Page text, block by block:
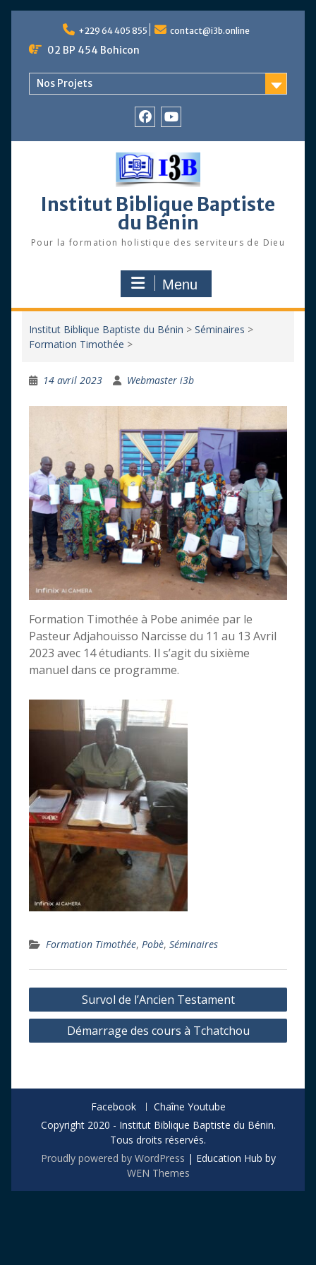
content
+229 64 405 855 contact@i3b.online
02 BP 454 Bohicon
Nos Projets
Youtube
Institut Biblique Baptiste
du Bénin
Pour la formation holistique des serviteurs de Dieu
Menu
Institut Biblique Baptiste du Bénin > Séminaires >
Formation Timothée >
14 avril 2023 Webmaster i3b
Formation Timothée à Pobe animée par le
Pasteur Adjahouisso Narcisse du 11 au 13 Avril
2023 avec 14 étudiants. Il s’agit du sixième
manuel dans ce programme.
Formation Timothée, Pobè, Séminaires
Navigation
de
l’article
Survol de l’Ancien Testament
Démarrage des cours à Tchatchou
Facebook
Chaîne Youtube
Copyright 2020 - Institut Biblique Baptiste du Bénin.
Tous droits réservés.
Proudly powered by WordPress | Education Hub by
WEN Themes